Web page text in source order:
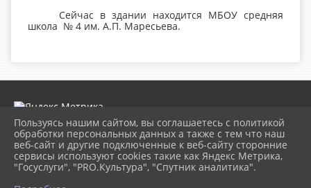
Сейчас в здании находится МБОУ средняя
школа № 4 им. А.П. Маресьева.
2026 г. museumkam.ru
Вход
Карта сайта
Политика обработки персональных данных
Пользуясь нашим сайтом, вы соглашаетесь с политикой
обработки персональных данных а также с тем что наш
веб-сайт и другие подключенные к веб-сайту сторонние
сервисы используют cookies такие как Яндекс Метрика,
"Госуслуги", "PRO.Культура", "Спутник аналитика".